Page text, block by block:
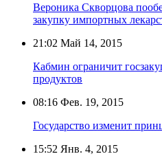
Вероника Скворцова
закупку импортных
21:02 Май 14, 2015
Кабмин ограничит
продуктов
08:16 Фев. 19, 2015
Государство изменит
15:52 Янв. 4, 2015